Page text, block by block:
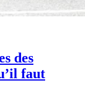
des
faut